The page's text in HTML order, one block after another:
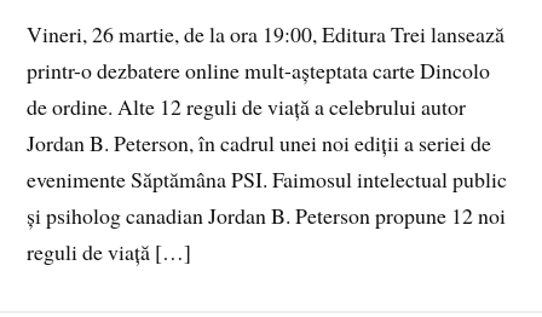
Vineri, 26 martie, de la ora 19:00, Editura Trei lansează
printr-o dezbatere online mult-așteptata carte Dincolo
de ordine. Alte 12 reguli de viață a celebrului autor
Jordan B. Peterson, în cadrul unei noi ediții a seriei de
evenimente Săptămâna PSI. Faimosul intelectual public
și psiholog canadian Jordan B. Peterson propune 12 noi
reguli de viață […]